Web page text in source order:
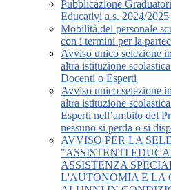
Pubblicazione
Educativi a.s. 2024/
Mobilità del personale
con i termini per la
Avviso unico selezione
altra istituzione
Docenti o Esperti
Avviso unico selezione
altra istituzione
Esperti nell’ambito del
nessuno si perda o si
AVVISO PER LA
"ASSISTENTI
ASSISTENZA
L'AUTONOMIA E LA